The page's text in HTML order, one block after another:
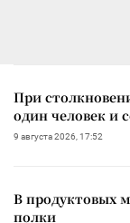
При
один человек и
9 августа 2026, 17:52
В продуктовых
полки